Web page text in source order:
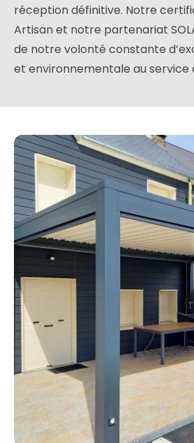
réception définitive. Notre
Artisan et notre partenariat
de notre volonté constante
et environnementale au